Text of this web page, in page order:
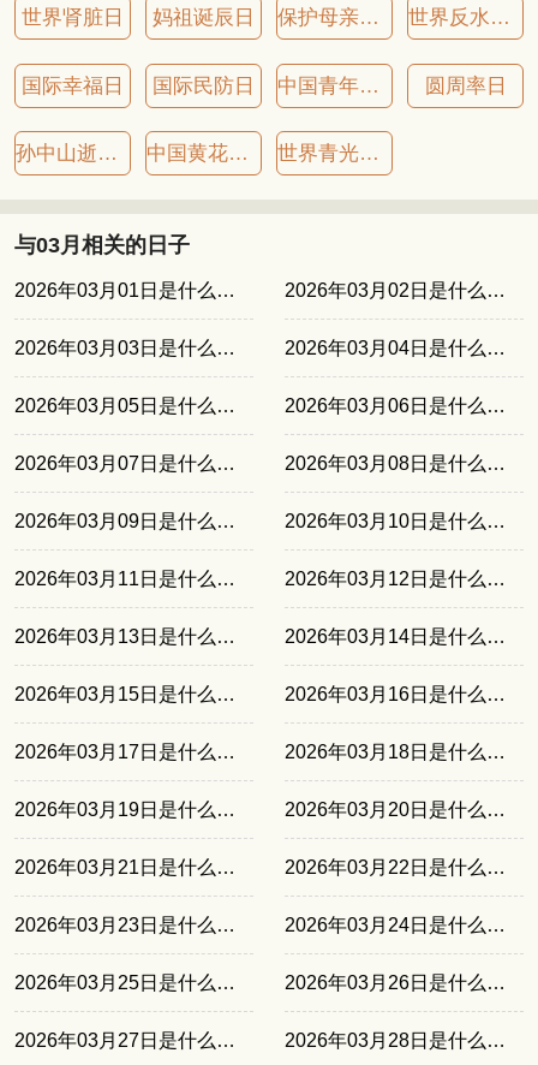
世界肾脏日 妈祖诞辰日 保护母亲河日 世界反水坝日
国际幸福日 国际民防日 中国青年志愿者服务日 圆周率日
孙中山逝世纪念日 中国黄花岗七十二烈士殉难纪念日 世界青光眼日
与03月相关的日子
2026年03月01日是什么日子 2026年03月02日是什么日子
2026年03月03日是什么日子 2026年03月04日是什么日子
2026年03月05日是什么日子 2026年03月06日是什么日子
2026年03月07日是什么日子 2026年03月08日是什么日子
2026年03月09日是什么日子 2026年03月10日是什么日子
2026年03月11日是什么日子 2026年03月12日是什么日子
2026年03月13日是什么日子 2026年03月14日是什么日子
2026年03月15日是什么日子 2026年03月16日是什么日子
2026年03月17日是什么日子 2026年03月18日是什么日子
2026年03月19日是什么日子 2026年03月20日是什么日子
2026年03月21日是什么日子 2026年03月22日是什么日子
2026年03月23日是什么日子 2026年03月24日是什么日子
2026年03月25日是什么日子 2026年03月26日是什么日子
2026年03月27日是什么日子 2026年03月28日是什么日子